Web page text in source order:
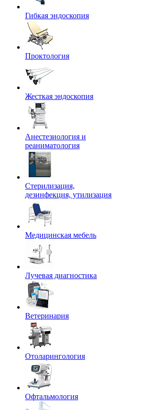
Гибкая эндоскопия
Проктология
Жесткая эндоскопия
Анестезиология и
реаниматология
Стерилизация,
дезинфекция, утилизация
Медицинская мебель
Лучевая диагностика
Ветеринария
Отоларингология
Офтальмология